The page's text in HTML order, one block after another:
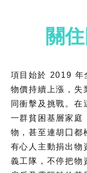
關
項目始於 2019 年
物價持續上漲，失
同衝擊及挑戰。在
一群貧困基層家庭
物，甚至連胡囗都
有心人主動捐出物
義工隊，不停把物